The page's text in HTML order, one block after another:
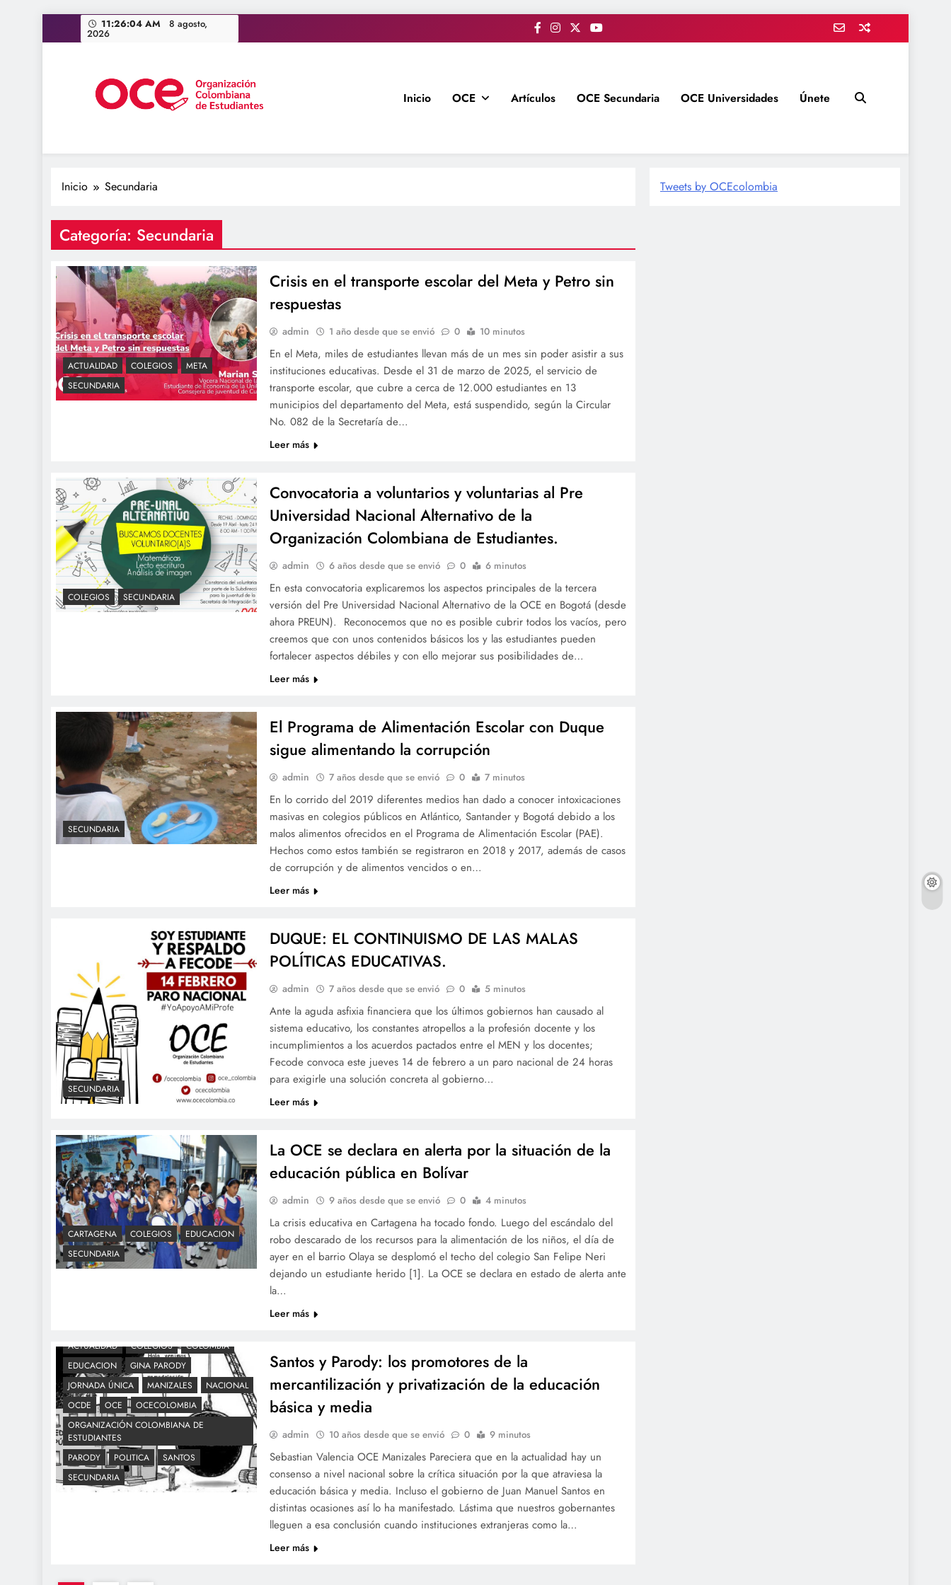
al
11:26:05 AM 8 agosto, 2026
OCE Colombia
Inicio OCE Artículos OCE Secundaria OCE Universidades Únete
Inicio Secundaria
Categoría: Secundaria
ACTUALIDAD COLEGIOS
META
SECUNDARIA
Crisis en el transporte escolar del Meta y Petro sin
respuestas
admin 1 año desde que se envió 0 10 minutos
En el Meta, miles de estudiantes llevan más de un mes sin poder asistir a sus
instituciones educativas. Desde el 31 de marzo de 2025, el servicio de
transporte escolar, que cubre a cerca de 12.000 estudiantes en 13
municipios del departamento del Meta, está suspendido, según la Circular
No. 082 de la Secretaría de…
Leer más
COLEGIOS SECUNDARIA
Convocatoria a voluntarios y voluntarias al Pre
Universidad Nacional Alternativo de la
Organización Colombiana de Estudiantes.
admin 6 años desde que se envió 0 6 minutos
En esta convocatoria explicaremos los aspectos principales de la tercera
versión del Pre Universidad Nacional Alternativo de la OCE en Bogotá (desde
ahora PREUN). Reconocemos que no es posible cubrir todos los vacíos, pero
creemos que con unos contenidos básicos los y las estudiantes pueden
fortalecer aspectos débiles y con ello mejorar sus posibilidades de…
Leer más
SECUNDARIA
El Programa de Alimentación Escolar con Duque
sigue alimentando la corrupción
admin 7 años desde que se envió 0 7 minutos
En lo corrido del 2019 diferentes medios han dado a conocer intoxicaciones
masivas en colegios públicos en Atlántico, Santander y Bogotá debido a los
malos alimentos ofrecidos en el Programa de Alimentación Escolar (PAE).
Hechos como estos también se registraron en 2018 y 2017, además de casos
de corrupción y de alimentos vencidos o en…
Leer más
SECUNDARIA
DUQUE: EL CONTINUISMO DE LAS MALAS
POLÍTICAS EDUCATIVAS.
admin 7 años desde que se envió 0 5 minutos
Ante la aguda asfixia financiera que los últimos gobiernos han causado al
sistema educativo, los constantes atropellos a la profesión docente y los
incumplimientos a los acuerdos pactados entre el MEN y los docentes;
Fecode convoca este jueves 14 de febrero a un paro nacional de 24 horas
para exigirle una solución concreta al gobierno…
Leer más
CARTAGENA COLEGIOS
EDUCACION
SECUNDARIA
La OCE se declara en alerta por la situación de la
educación pública en Bolívar
admin 9 años desde que se envió 0 4 minutos
La crisis educativa en Cartagena ha tocado fondo. Luego del escándalo del
robo descarado de los recursos para la alimentación de los niños, el día de
ayer en el barrio Olaya se desplomó el techo del colegio San Felipe Neri
dejando un estudiante herido [1]. La OCE se declara en estado de alerta ante
la…
Leer más
ACTUALIDAD COLEGIOS
COLOMBIA
EDUCACION
GINA PARODY
JORNADA ÚNICA
MANIZALES
NACIONAL
OCDE
OCE
OCECOLOMBIA
ORGANIZACIÓN COLOMBIANA DE
ESTUDIANTES
PARODY
POLITICA
SANTOS
SECUNDARIA
Santos y Parody: los promotores de la
mercantilización y privatización de la educación
básica y media
admin 10 años desde que se envió 0 9 minutos
Sebastian Valencia OCE Manizales Pareciera que en la actualidad hay un
consenso a nivel nacional sobre la crítica situación por la que atraviesa la
educación básica y media. Incluso el gobierno de Juan Manuel Santos en
distintas ocasiones así lo ha manifestado. Lástima que nuestros gobernantes
lleguen a esa conclusión cuando instituciones extranjeras como la…
Leer más
Tweets by OCEcolombia